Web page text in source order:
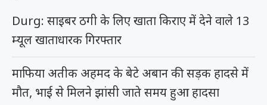
Durg: साइबर ठगी के लिए खाता किराए में देने वाले 13
म्यूल खाताधारक गिरफ्तार
माफिया अतीक अहमद के बेटे अबान की सड़क हादसे में
मौत, भाई से मिलने झांसी जाते समय हुआ हादसा